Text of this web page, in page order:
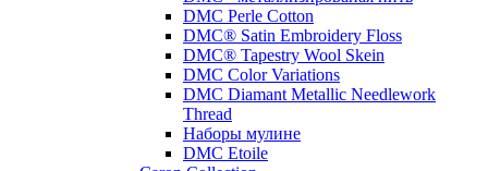
DMC Perle Cotton
DMC® Satin Embroidery Floss
DMC® Tapestry Wool Skein
DMC Color Variations
DMC Diamant Metallic Needlework
Thread
Наборы мулине
DMC Etoile